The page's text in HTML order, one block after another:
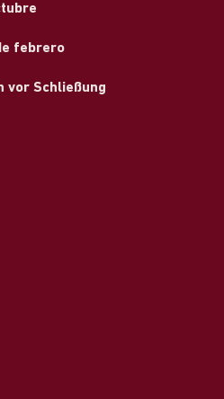
febrero
vor Schließung